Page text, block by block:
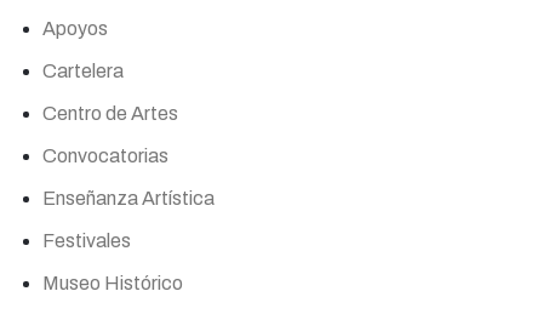
Apoyos
Cartelera
Centro de Artes
Convocatorias
Enseñanza Artística
Festivales
Museo Histórico